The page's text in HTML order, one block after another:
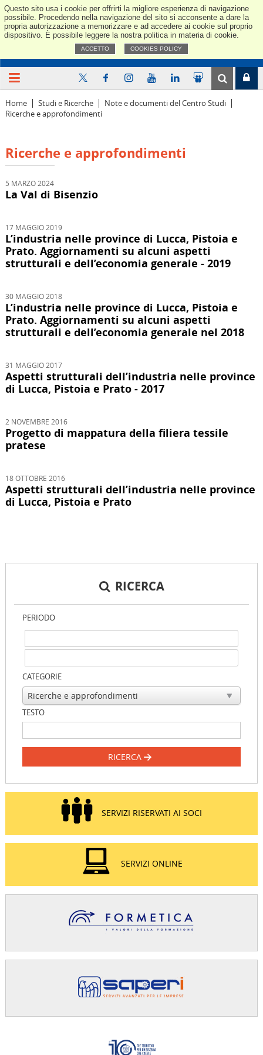
Questo sito usa i cookie per offrirti la migliore esperienza di navigazione
possibile. Procedendo nella navigazione del sito si acconsente a dare la
propria autorizzazione a memorizzare e ad accedere ai cookie sul proprio
dispositivo. È possibile leggere la nostra politica in materia di cookie.
ACCETTO COOKIES POLICY
Home Studi e Ricerche
Note e documenti del Centro Studi
Ricerche e approfondimenti
Ricerche e approfondimenti
5 MARZO 2024
La Val di Bisenzio
17 MAGGIO 2019
L’industria nelle province di Lucca, Pistoia e
Prato. Aggiornamenti su alcuni aspetti
strutturali e dell’economia generale - 2019
30 MAGGIO 2018
L’industria nelle province di Lucca, Pistoia e
Prato. Aggiornamenti su alcuni aspetti
strutturali e dell’economia generale nel 2018
31 MAGGIO 2017
Aspetti strutturali dell’industria nelle province
di Lucca, Pistoia e Prato - 2017
2 NOVEMBRE 2016
Progetto di mappatura della filiera tessile
pratese
18 OTTOBRE 2016
Aspetti strutturali dell’industria nelle province
di Lucca, Pistoia e Prato
RICERCA
PERIODO
CATEGORIE
TESTO
RICERCA
SERVIZI RISERVATI AI SOCI
SERVIZI ONLINE